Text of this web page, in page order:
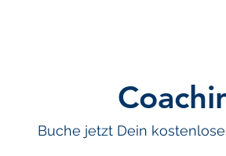
Buche jetzt Dein